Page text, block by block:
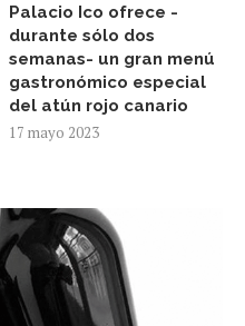
Palacio Ico ofrece -
durante sólo dos
semanas- un gran menú
gastronómico especial
del atún rojo canario
17 mayo 2023